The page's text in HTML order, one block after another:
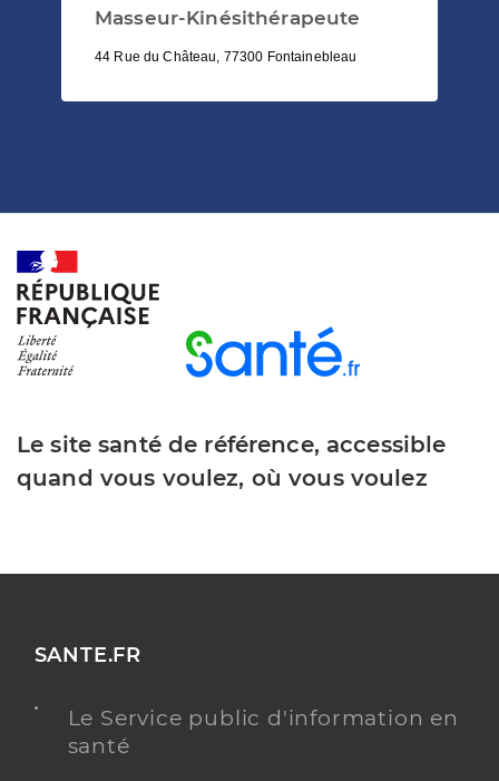
Masseur-Kinésithérapeute
44 Rue du Château, 77300 Fontainebleau
Le site santé de référence, accessible
quand vous voulez, où vous voulez
SANTE.FR
Le Service public d'information en
santé